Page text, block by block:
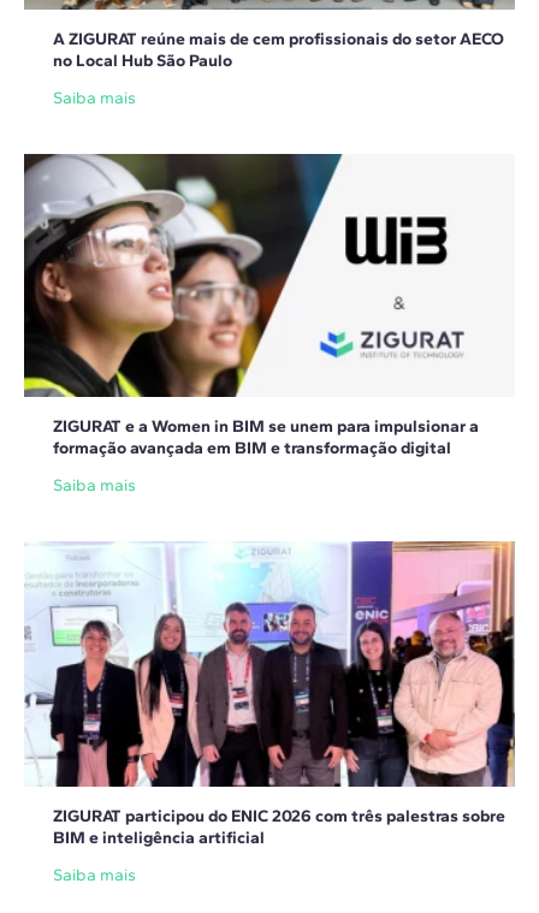
A ZIGURAT reúne mais de cem profissionais do setor AECO
no Local Hub São Paulo
Saiba mais
ZIGURAT e a Women in BIM se unem para impulsionar a
formação avançada em BIM e transformação digital
Saiba mais
ZIGURAT participou do ENIC 2026 com três palestras sobre
BIM e inteligência artificial
Saiba mais